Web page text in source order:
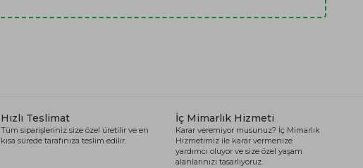
Hızlı Teslimat
Tüm siparişleriniz size özel üretilir ve en
kısa sürede tarafınıza teslim edilir.
İç Mimarlık Hizmeti
Karar veremiyor musunuz? İç Mimarlık
Hizmetimiz ile karar vermenize
yardımcı oluyor ve size özel yaşam
alanlarınızı tasarlıyoruz.